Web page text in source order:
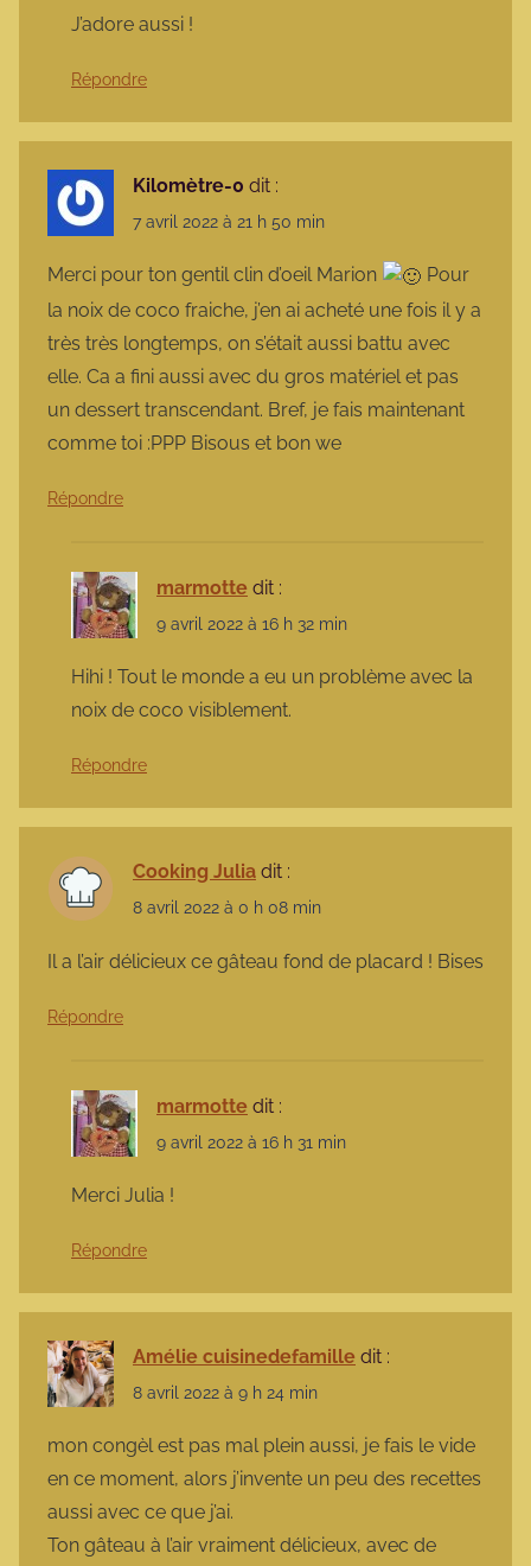
J’adore aussi !
Répondre
Kilomètre-0 dit :
7 avril 2022 à 21 h 50 min
Merci pour ton gentil clin d’oeil Marion
Pour
la noix de coco fraiche, j’en ai acheté une fois il y a
très très longtemps, on s’était aussi battu avec
elle. Ca a fini aussi avec du gros matériel et pas
un dessert transcendant. Bref, je fais maintenant
comme toi :PPP Bisous et bon we
Répondre
marmotte dit :
9 avril 2022 à 16 h 32 min
Hihi ! Tout le monde a eu un problème avec la
noix de coco visiblement.
Répondre
Cooking Julia dit :
8 avril 2022 à 0 h 08 min
Il a l’air délicieux ce gâteau fond de placard ! Bises
Répondre
marmotte dit :
9 avril 2022 à 16 h 31 min
Merci Julia !
Répondre
Amélie cuisinedefamille dit :
8 avril 2022 à 9 h 24 min
mon congèl est pas mal plein aussi, je fais le vide
en ce moment, alors j’invente un peu des recettes
aussi avec ce que j’ai.
Ton gâteau à l’air vraiment délicieux, avec de